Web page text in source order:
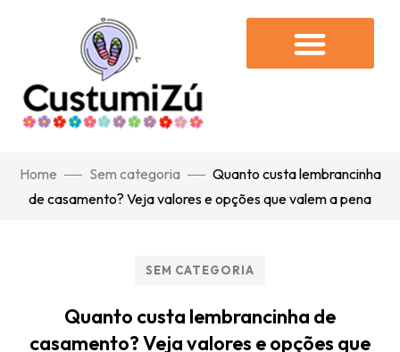
Home Sem categoria
Quanto custa lembrancinha
de casamento? Veja valores e opções que valem a pena
SEM CATEGORIA
Quanto custa lembrancinha de
casamento? Veja valores e opções que